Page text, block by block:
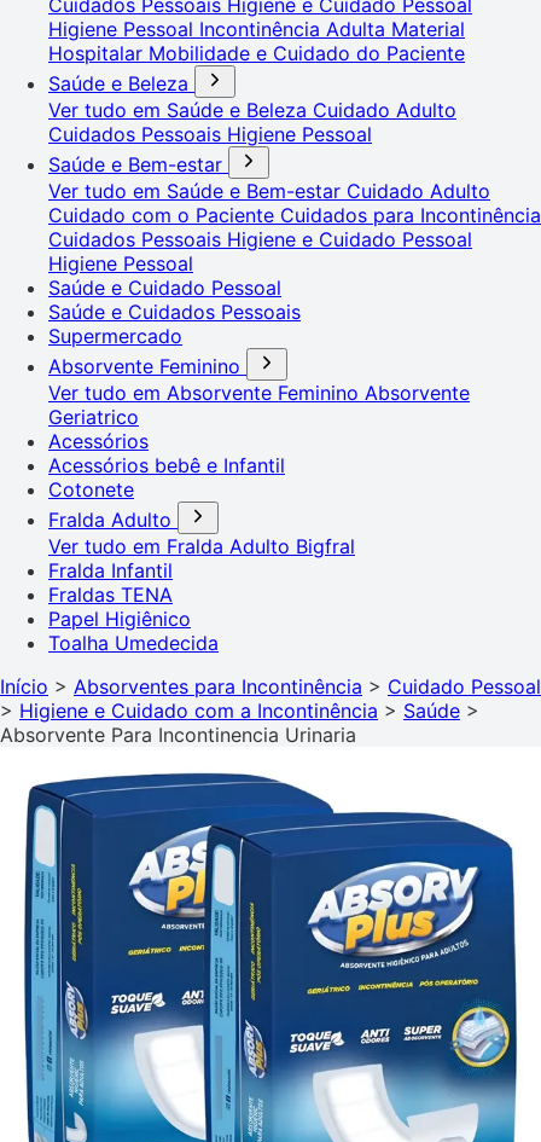
Higiene Pessoal Incontinência Adulta Material
Hospitalar Mobilidade e Cuidado do Paciente
Saúde e Beleza
Ver tudo em Saúde e Beleza Cuidado Adulto
Cuidados Pessoais Higiene Pessoal
Saúde e Bem-estar
Ver tudo em Saúde e Bem-estar Cuidado Adulto
Cuidado com o Paciente Cuidados para Incontinência
Cuidados Pessoais Higiene e Cuidado Pessoal
Higiene Pessoal
Saúde e Cuidado Pessoal
Saúde e Cuidados Pessoais
Supermercado
Absorvente Feminino
Ver tudo em Absorvente Feminino Absorvente
Geriatrico
Acessórios
Acessórios bebê e Infantil
Cotonete
Fralda Adulto
Ver tudo em Fralda Adulto Bigfral
Fralda Infantil
Fraldas TENA
Papel Higiênico
Toalha Umedecida
Início > Absorventes para Incontinência > Cuidado Pessoal
> Higiene e Cuidado com a Incontinência > Saúde >
Absorvente Para Incontinencia Urinaria